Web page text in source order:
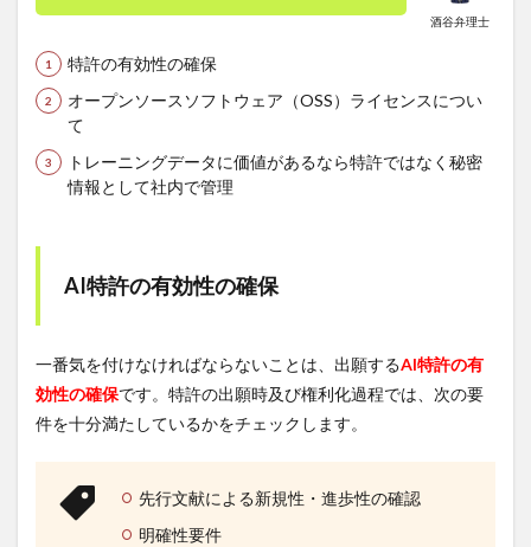
酒谷弁理士
特許の有効性の確保
オープンソースソフトウェア（OSS）ライセンスについ
て
トレーニングデータに価値があるなら特許ではなく秘密
情報として社内で管理
AI特許の有効性の確保
一番気を付けなければならないことは、出願するAI特許の有
効性の確保です。特許の出願時及び権利化過程では、次の要
件を十分満たしているかをチェックします。
先行文献による新規性・進歩性の確認
明確性要件